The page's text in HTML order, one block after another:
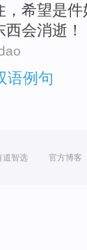
， 希望是件
西会消逝 ！
语例句
道智选 官方博客